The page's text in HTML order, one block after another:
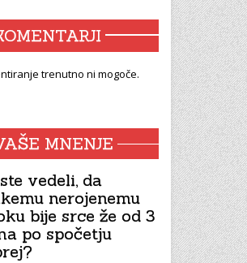
trenutno ni mogoče.
MNENJE
vedeli, da
nerojenemu
bije srce že od 3
po spočetju